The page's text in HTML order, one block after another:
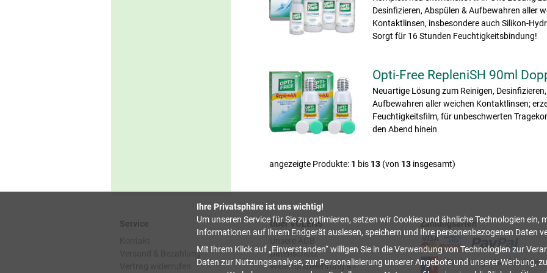
Desinfizieren, Abspülen & Aufbewahren aller
Kontaktlinsen, insbesondere auch Silikon-
Sorgt für 16 Stunden Feuchtigkeitsbindung!
Opti-Free RepleniSH 90ml
Neuartige Lösung zum Reinigen,
Aufbewahren aller weichen Kontaktlinsen;
Feuchtigkeitsfilm, für unbeschwerten
den Abend hinein
angezeigte Produkte: 1 bis 13 (von 13 insgesamt)
Service
Versand & Bezahlung
Über VOLENS
Datenschutz
Widerrufsbelehrung & -
Zahlungsarten
Rechnung Nachnahme
Ihre Privatsphäre ist uns wichtig!
Um unseren Service für Sie zu optimieren, setzen wir Cookies und ähnliche Technologien ein,
Informationen auf Ihrem Endgerät auslesen, speichern und Ihre personenbezogenen Daten
Mit Ihrem Klick auf Einverstanden willigen Sie in die Verwendung von Technologien zur
Daten zur Nutzungsanalyse, zur Personalisierung unserer Angebote und unserer Werbung,